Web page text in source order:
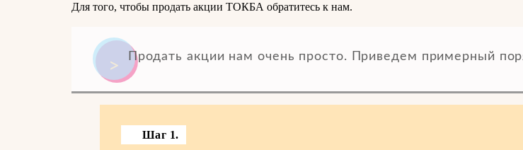
Для того, чтобы продать акции ТОКБА обратитесь к нам.
Продать акции нам очень просто. Приведем примерный
Шаг 1.